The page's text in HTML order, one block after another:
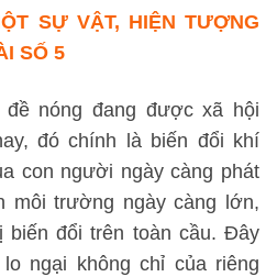
SỰ VẬT, HIỆN TƯỢNG
SỐ 5
đề nóng đang được xã hội
đó chính là biến đổi khí
con người ngày càng phát
môi trường ngày càng lớn,
biến đổi trên toàn cầu. Đây
ngại không chỉ của riêng